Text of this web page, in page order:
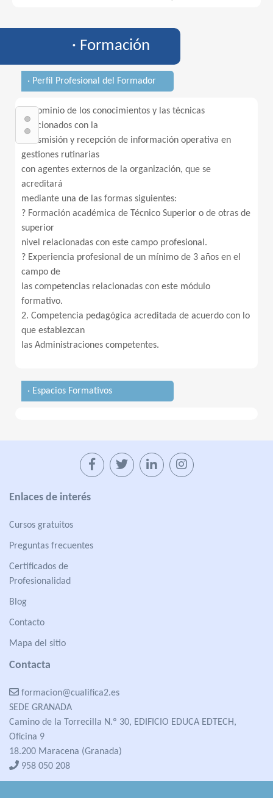
· Formación
· Perfil Profesional del Formador
1. Dominio de los conocimientos y las técnicas
relacionados con la
transmisión y recepción de información operativa en
gestiones rutinarias
con agentes externos de la organización, que se
acreditará
mediante una de las formas siguientes:
? Formación académica de Técnico Superior o de otras de
superior
nivel relacionadas con este campo profesional.
? Experiencia profesional de un mínimo de 3 años en el
campo de
las competencias relacionadas con este módulo
formativo.
2. Competencia pedagógica acreditada de acuerdo con lo
que establezcan
las Administraciones competentes.
· Espacios Formativos
Enlaces de interés
Cursos gratuitos
Preguntas frecuentes
Certificados de
Profesionalidad
Blog
Contacto
Mapa del sitio
Contacta
formacion@cualifica2.es
SEDE GRANADA
Camino de la Torrecilla N.º 30, EDIFICIO EDUCA EDTECH,
Oficina 9
18.200 Maracena (Granada)
958 050 208